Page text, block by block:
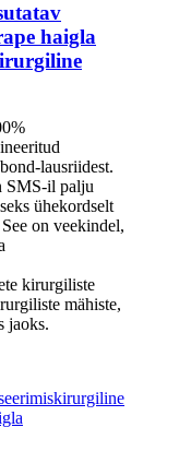
haigla
lausriidest.
SMS-il palju
ühekordselt
on veekindel,
kirurgiliste
mähiste,
jaoks.